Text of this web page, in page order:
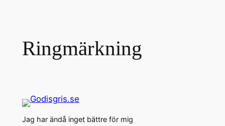
Ringmärkning
Jag har ändå inget bättre för mig